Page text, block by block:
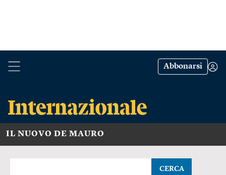
Abbonarsi
IL NUOVO DE MAURO
CERCA